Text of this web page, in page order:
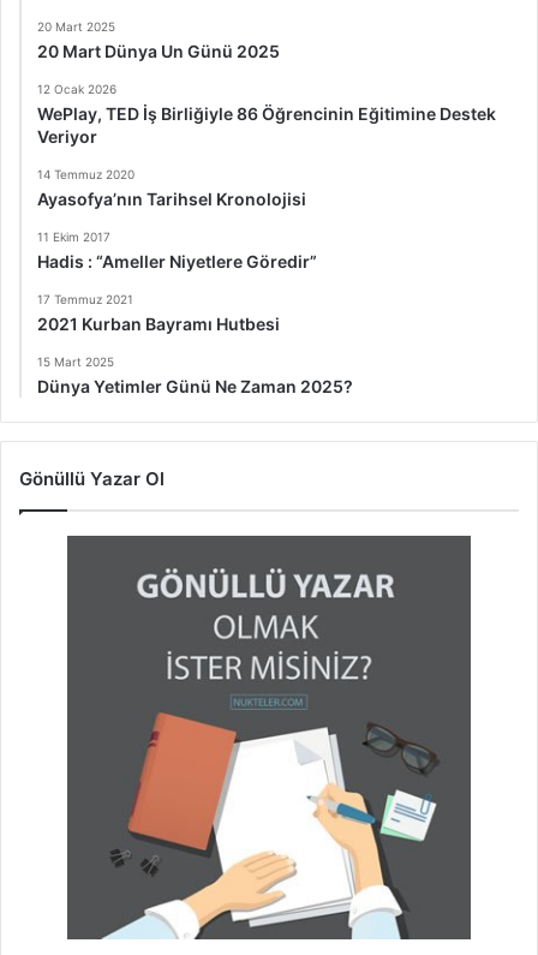
20 Mart 2025
20 Mart Dünya Un Günü 2025
12 Ocak 2026
WePlay, TED İş Birliğiyle 86 Öğrencinin Eğitimine Destek
Veriyor
14 Temmuz 2020
Ayasofya’nın Tarihsel Kronolojisi
11 Ekim 2017
Hadis : “Ameller Niyetlere Göredir”
17 Temmuz 2021
2021 Kurban Bayramı Hutbesi
15 Mart 2025
Dünya Yetimler Günü Ne Zaman 2025?
Gönüllü Yazar Ol